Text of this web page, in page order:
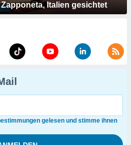
Italien gesichtet
gelesen und stimme ihnen